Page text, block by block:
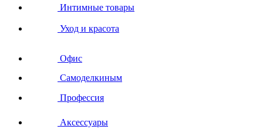
Интимные товары
Уход и красота
Офис
Самоделкиным
Профессия
Аксессуары